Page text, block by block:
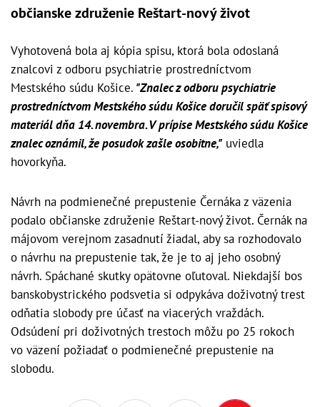
občianske združenie Reštart-nový život
Vyhotovená bola aj kópia spisu, ktorá bola odoslaná
znalcovi z odboru psychiatrie prostredníctvom
Mestského súdu Košice. "Znalec z odboru psychiatrie
prostredníctvom Mestského súdu Košice doručil späť spisový
materiál dňa 14. novembra. V prípise Mestského súdu Košice
znalec oznámil, že posudok zašle osobitne," uviedla
hovorkyňa.
Návrh na podmienečné prepustenie Černáka z väzenia
podalo občianske združenie Reštart-nový život. Černák na
májovom verejnom zasadnutí žiadal, aby sa rozhodovalo
o návrhu na prepustenie tak, že je to aj jeho osobný
návrh. Spáchané skutky opätovne oľutoval. Niekdajší bos
banskobystrického podsvetia si odpykáva doživotný trest
odňatia slobody pre účasť na viacerých vraždách.
Odsúdení pri doživotných trestoch môžu po 25 rokoch
vo väzení požiadať o podmienečné prepustenie na
slobodu.